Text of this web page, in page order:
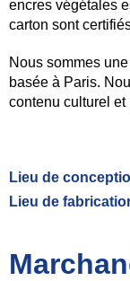
encres végétales
carton sont
Nous sommes
basée à Paris.
contenu culturel
Lieu de
Lieu de